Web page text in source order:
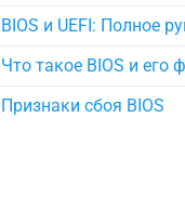
BIOS и UEFI: Полное
Что такое BIOS и его
Признаки сбоя BIOS